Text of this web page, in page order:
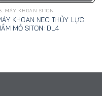
MÁY KHOAN SITON
KHOAN NEO THỦY LỰC
MỎ SITON: DL4